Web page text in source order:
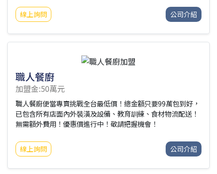
線上詢問 公司介紹
職人餐廚
加盟金:50萬元
職人餐廚便當專賣挑戰全台最低價！總金額只要99萬包到好，
已包含所有店面內外裝潢及設備、教育訓練、食材物流配送！
無需額外費用！優惠價進行中！敬請把握機會！
線上詢問 公司介紹